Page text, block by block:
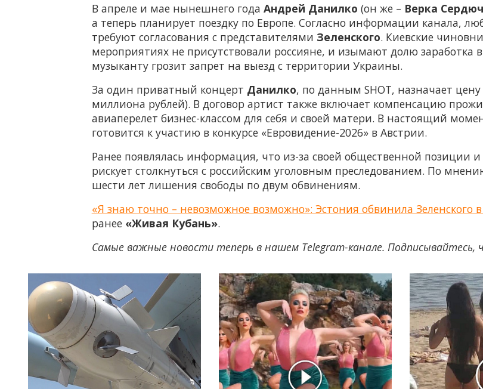
В апреле и мае нынешнего года Андрей Данилко (он же – Верка
а теперь планирует поездку по Европе. Согласно информации канала,
требуют согласования с представителями Зеленского. Киевские
мероприятиях не присутствовали россияне, и изымают долю заработка
музыканту грозит запрет на выезд с территории Украины.
За один приватный концерт Данилко, по данным SHOT, назначает
миллиона рублей). В договор артист также включает компенсацию
авиаперелет бизнес-классом для себя и своей матери. В настоящий
готовится к участию в конкурсе «Евровидение-2026» в Австрии.
Ранее появлялась информация, что из-за своей общественной позиции
рискует столкнуться с российским уголовным преследованием. По
шести лет лишения свободы по двум обвинениям.
«Я знаю точно – невозможное возможно»: Эстония обвинила Зеленского
ранее «Живая Кубань».
Самые важные новости теперь в нашем Telegram-канале.